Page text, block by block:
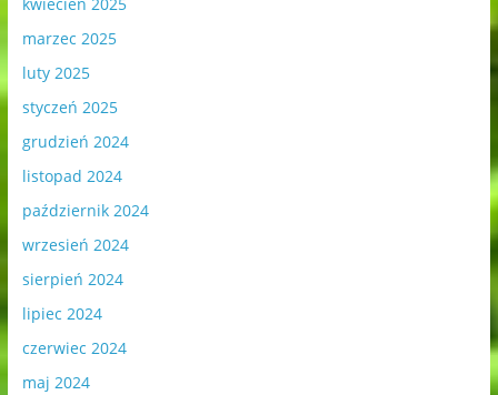
kwiecień 2025
marzec 2025
luty 2025
styczeń 2025
grudzień 2024
listopad 2024
październik 2024
wrzesień 2024
sierpień 2024
lipiec 2024
czerwiec 2024
maj 2024